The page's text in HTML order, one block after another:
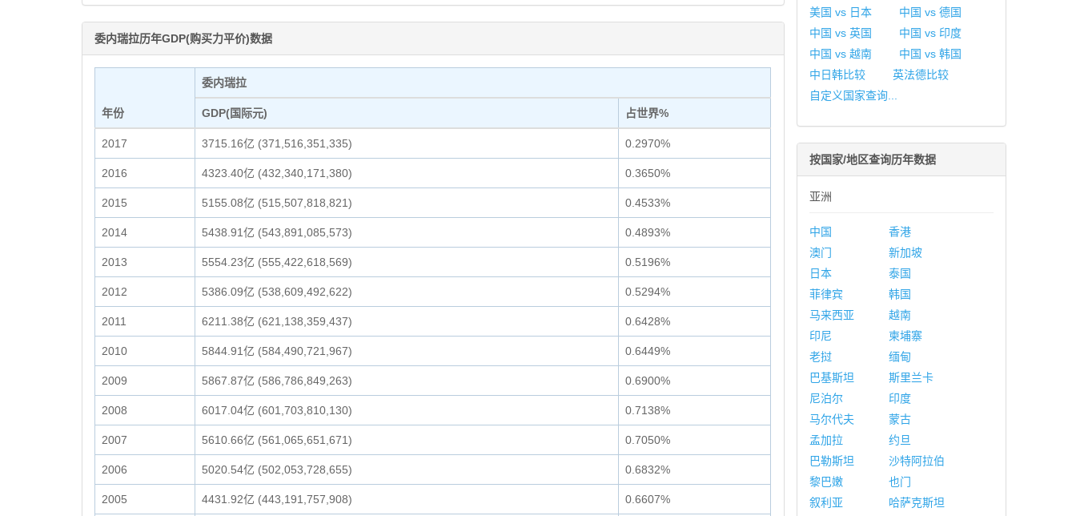
委内瑞拉历年GDP(购买力平价)数据
年份
委内瑞拉
GDP(国际元) 占世界%
2017 3715.16亿 (371,516,351,335) 0.2970%
2016 4323.40亿 (432,340,171,380) 0.3650%
2015 5155.08亿 (515,507,818,821) 0.4533%
2014 5438.91亿 (543,891,085,573) 0.4893%
2013 5554.23亿 (555,422,618,569) 0.5196%
2012 5386.09亿 (538,609,492,622) 0.5294%
2011 6211.38亿 (621,138,359,437) 0.6428%
2010 5844.91亿 (584,490,721,967) 0.6449%
2009 5867.87亿 (586,786,849,263) 0.6900%
2008 6017.04亿 (601,703,810,130) 0.7138%
2007 5610.66亿 (561,065,651,671) 0.7050%
2006 5020.54亿 (502,053,728,655) 0.6832%
2005 4431.92亿 (443,191,757,908) 0.6607%
美国 vs 日本
中国 vs 德国
中国 vs 英国
中国 vs 印度
中国 vs 越南
中国 vs 韩国
中日韩比较
英法德比较
自定义国家查询...
按国家/地区查询历年数据
亚洲
中国
香港
澳门
新加坡
日本
泰国
菲律宾
韩国
马来西亚
越南
印尼
柬埔寨
老挝
缅甸
巴基斯坦
斯里兰卡
尼泊尔
印度
马尔代夫
蒙古
孟加拉
约旦
巴勒斯坦
沙特阿拉伯
黎巴嫩
也门
叙利亚
哈萨克斯坦